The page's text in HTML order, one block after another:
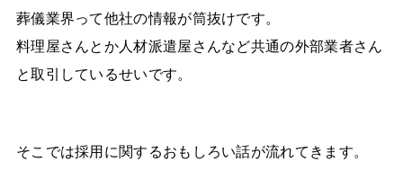
葬儀業界って他社の情報が筒抜けです。
料理屋さんとか人材派遣屋さんなど共通の外部業者さん
と取引しているせいです。
そこでは採用に関するおもしろい話が流れてきます。